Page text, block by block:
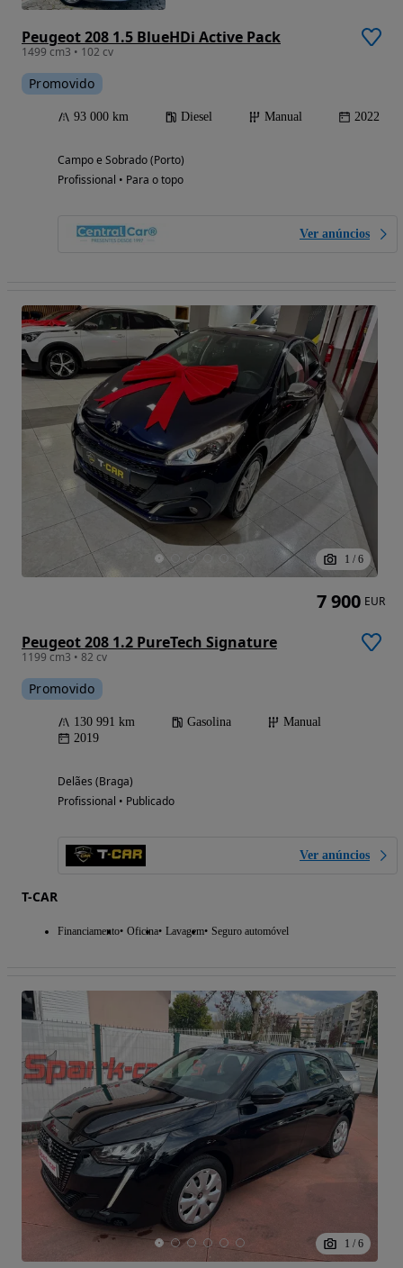
Peugeot 208 1.5 BlueHDi Active Pack
1499 cm3 • 102 cv
Promovido
93 000 km Diesel Manual 2022
Campo e Sobrado (Porto)
Profissional • Para o topo
Ver anúncios
1 / 6
Peugeot 208 1.2 PureTech Signature
1199 cm3 • 82 cv
Promovido
130 991 km Gasolina
Manual
2019
Delães (Braga)
Profissional • Publicado
Ver anúncios
T-CAR
Financiamento Oficina Lavagem Seguro automóvel
7 900 EUR
1 / 6